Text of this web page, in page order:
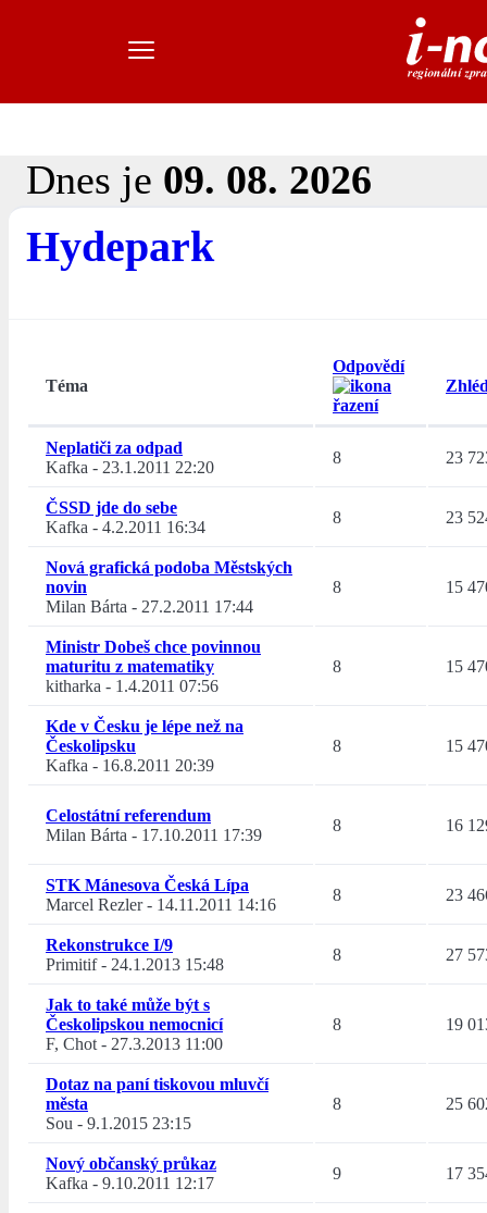
Dnes je 09. 08. 2026
Hydepark
Téma
Odpovědí
Neplatiči za odpad
Kafka - 23.1.2011 22:20
8 23
ČSSD jde do sebe
Kafka - 4.2.2011 16:34
8 23
Nová grafická podoba Městských
novin
Milan Bárta - 27.2.2011 17:44
8 15
Ministr Dobeš chce povinnou
maturitu z matematiky
kitharka - 1.4.2011 07:56
8 15
Kde v Česku je lépe než na
Českolipsku
Kafka - 16.8.2011 20:39
8 15
Celostátní referendum
Milan Bárta - 17.10.2011 17:39
8 16
STK Mánesova Česká Lípa
Marcel Rezler- 14.11.2011 14:16
8 23
Rekonstrukce I/9
Primitif- 24.1.2013 15:48
8 27
Jak to také může být s
Českolipskou nemocnicí
F, Chot- 27.3.2013 11:00
8 19
Dotaz na paní tiskovou mluvčí
města
Sou - 9.1.2015 23:15
8 25
Nový občanský průkaz
Kafka - 9.10.2011 12:17
9 17